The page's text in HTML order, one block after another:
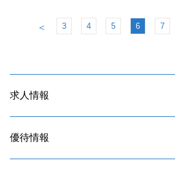
＜ 3 4 5 6 7
求人情報
優待情報